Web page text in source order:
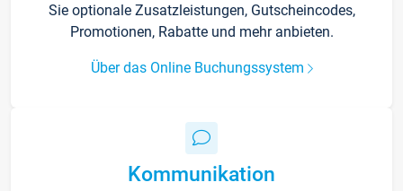
Sie optionale Zusatzleistungen, Gutscheincodes,
Promotionen, Rabatte und mehr anbieten.
Über das Online Buchungssystem
Kommunikation